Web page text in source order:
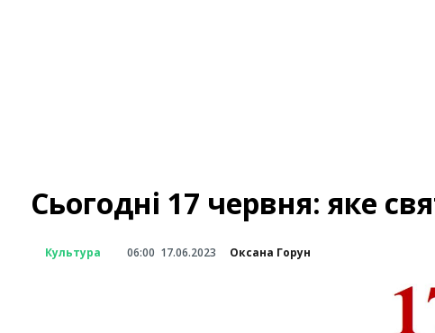
Сьогодні 17 червня: яке
Культура 06:00 17.06.2023 Оксана Горун